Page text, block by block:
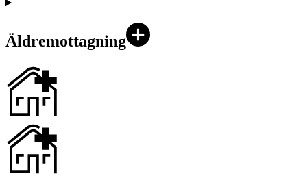
Äldremottagning